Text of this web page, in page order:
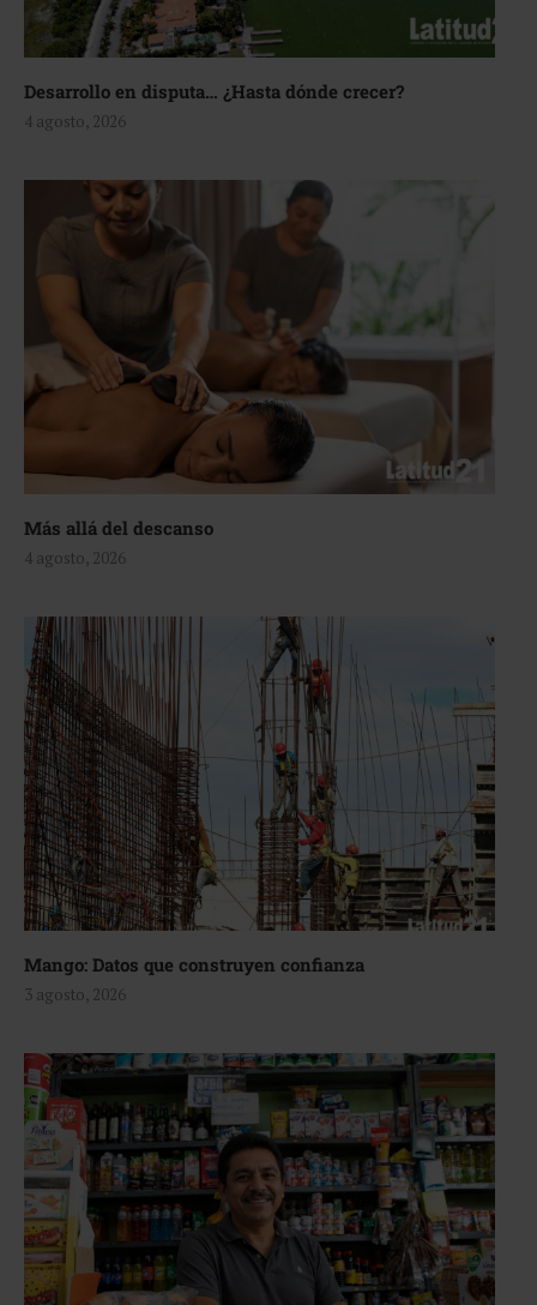
Desarrollo en disputa… ¿Hasta dónde crecer?
4 agosto, 2026
Más allá del descanso
4 agosto, 2026
Mango: Datos que construyen confianza
3 agosto, 2026